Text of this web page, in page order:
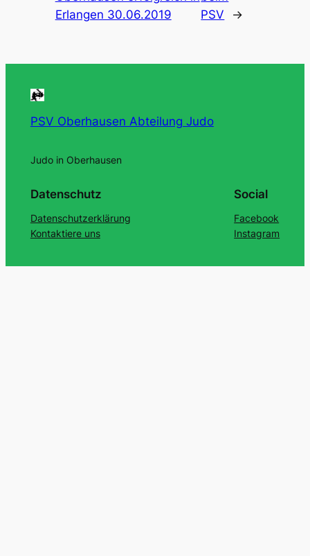
Erlangen 30.06.2019
PSV
→
PSV Oberhausen Abteilung Judo
Judo in Oberhausen
Datenschutz
Datenschutzerklärung
Kontaktiere uns
Social
Facebook
Instagram